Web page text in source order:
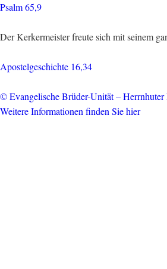
Psalm 65,9
Der Kerkermeister freute sich mit seinem
Apostelgeschichte 16,34
© Evangelische Brüder-Unität – Herrnhuter
Weitere Informationen finden Sie hier